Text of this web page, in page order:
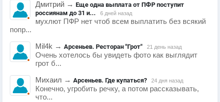
Дмитрий → Еще одна выплата от ПФР поступит
россиянам до 31 и...
6 дней назад
мухлют ПФР нет чтоб всем выплатить без всякий
попр...
Mil4k → Арсеньев. Ресторан "Грот" 21 день назад
Очень хотелось бы увидеть фото как выглядит
грот б...
Михаил → Арсеньев. Где купаться? 24 дня назад
Конечно, угробить речку, а потом рассказывать,
что...